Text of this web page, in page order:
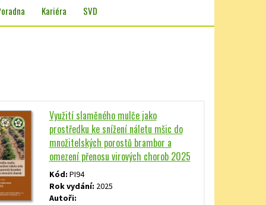
Kariéra SVD
Využití slaměného mulče jako
prostředku ke snížení náletu mšic do
množitelských porostů brambor a
omezení přenosu virových chorob 2025
Kód: PI94
Rok vydání: 2025
Autoři: